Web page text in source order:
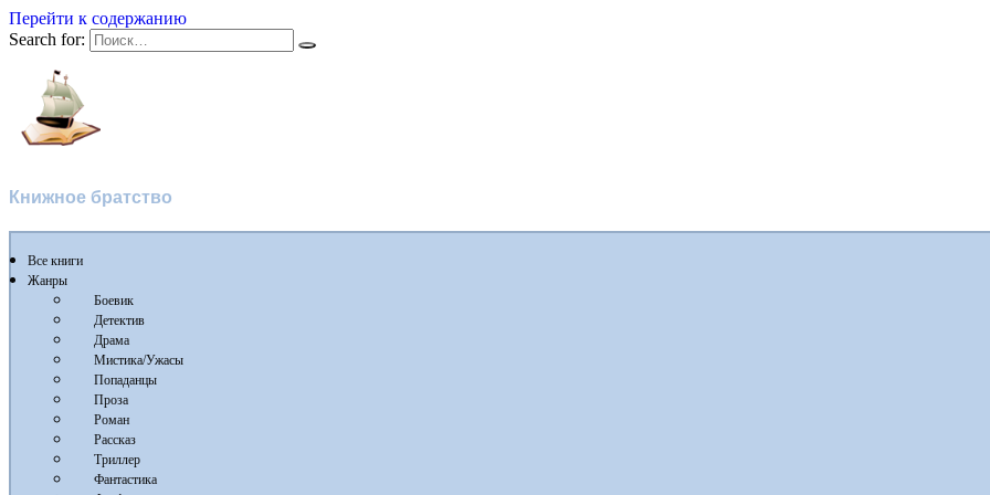
Перейти к содержанию
Search for:
Книжное братство
Все книги
Жанры
Боевик
Детектив
Драма
Мистика/Ужасы
Попаданцы
Проза
Роман
Рассказ
Триллер
Фантастика